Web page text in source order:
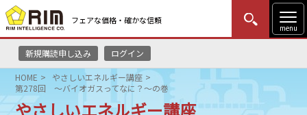
フェアな価格・確かな信頼
menu
新規購読申し込み ログイン
MENU
更新 はじめての方
HOME
HOME
やさしいエネルギー講座
第278回 ～バイオガスってなに？～の巻
やさしいエネルギー講座